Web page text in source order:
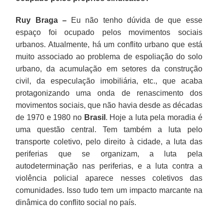
Ruy Braga –Eu não tenho dúvida de que esse
espaço foi ocupado pelos movimentos sociais
urbanos. Atualmente, há um conflito urbano que está
muito associado ao problema de espoliação do solo
urbano, da acumulação em setores da construção
civil, da especulação imobiliária, etc., que acaba
protagonizando uma onda de renascimento dos
movimentos sociais, que não havia desde as décadas
de 1970 e 1980 no Brasil . Hoje a luta pela moradia é
uma questão central. Tem também a luta pelo
transporte coletivo, pelo direito à cidade, a luta das
periferias que se organizam, a luta pela
autodeterminação nas periferias, e a luta contra a
violência policial aparece nesses coletivos das
comunidades. Isso tudo tem um impacto marcante na
dinâmica do conflito social no país.